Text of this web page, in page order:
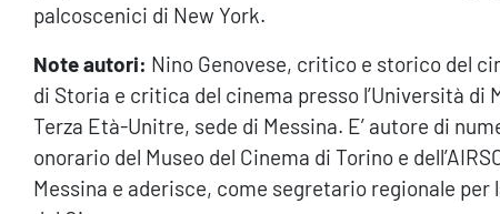
palcoscenici di New York.
Note autori: Nino Genovese, critico e storico del
di Storia e critica del cinema presso l’Università di
Terza Età-Unitre, sede di Messina. E’ autore di
onorario del Museo del Cinema di Torino e
Messina e aderisce, come segretario regionale